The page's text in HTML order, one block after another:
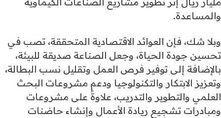
والمساعدة.
وبلا شك، فإن العوائد الاقتصادية المتحققة، تصب في
تحسين جودة الحياة، وجعل الصناعة صديقة للبيئة،
بالإضافة إلى توفير فرص العمل وتقليل نسب البطالة،
وتعزيز الابتكار والتكنولوجيا ودعم مشروعات البحث
العلمي والتطوير والتدريب، علاوةً على مشروعات
ومبادرات تشجيع ريادة الأعمال وإنشاء حاضنات